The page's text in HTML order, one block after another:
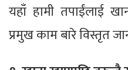
यहाँ हामी तपाईंलाई
प्रमुख काम बारे विस्तृत